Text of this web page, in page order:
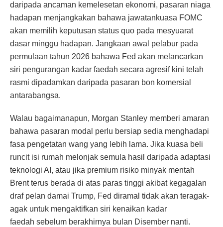
daripada ancaman kemelesetan ekonomi, pasaran niaga
hadapan menjangkakan bahawa jawatankuasa FOMC
akan memilih keputusan status quo pada mesyuarat
dasar minggu hadapan. Jangkaan awal pelabur pada
permulaan tahun 2026 bahawa Fed akan melancarkan
siri pengurangan kadar faedah secara agresif kini telah
rasmi dipadamkan daripada pasaran bon komersial
antarabangsa.
Walau bagaimanapun, Morgan Stanley memberi amaran
bahawa pasaran modal perlu bersiap sedia menghadapi
fasa pengetatan wang yang lebih lama. Jika kuasa beli
runcit isi rumah melonjak semula hasil daripada adaptasi
teknologi AI, atau jika premium risiko minyak mentah
Brent terus berada di atas paras tinggi akibat kegagalan
draf pelan damai Trump, Fed diramal tidak akan teragak-
agak untuk mengaktifkan siri kenaikan kadar
faedah sebelum berakhirnya bulan Disember nanti.